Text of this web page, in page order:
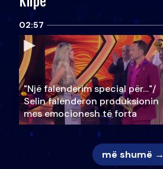
02:57
"Një falenderim special për…"/
Selin falënderon produksionin
mes emocionesh të forta
më shumë →